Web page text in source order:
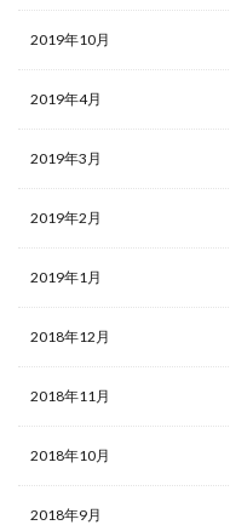
2019年10月
2019年4月
2019年3月
2019年2月
2019年1月
2018年12月
2018年11月
2018年10月
2018年9月